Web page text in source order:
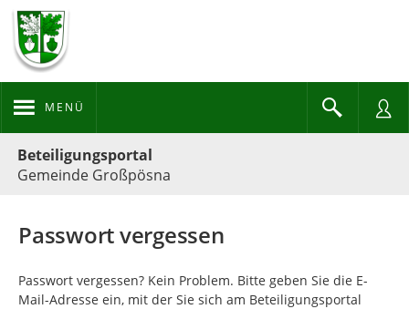
MENÜ
Beteiligungsportal
Gemeinde Großpösna
Passwort vergessen
Passwort vergessen? Kein Problem. Bitte geben Sie die E-
Mail-Adresse ein, mit der Sie sich am Beteiligungsportal